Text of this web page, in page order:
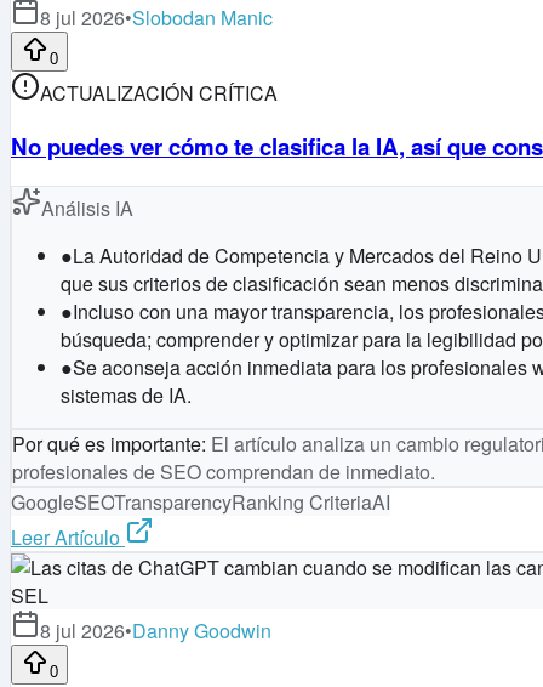
8 jul 2026•Slobodan Manic
0
ACTUALIZACIÓN CRÍTICA
No puedes ver cómo te clasifica la IA, así que
Análisis IA
●La Autoridad de Competencia y Mercados del Reino
que sus criterios de clasificación sean menos
●Incluso con una mayor transparencia, los
búsqueda; comprender y optimizar para la legibilidad
●Se aconseja acción inmediata para los profesionales
sistemas de IA.
Por qué es importante: El artículo analiza un cambio
profesionales de SEO comprendan de inmediato.
GoogleSEOTransparencyRanking CriteriaAI
Leer Artículo
SEL
8 jul 2026•Danny Goodwin
0